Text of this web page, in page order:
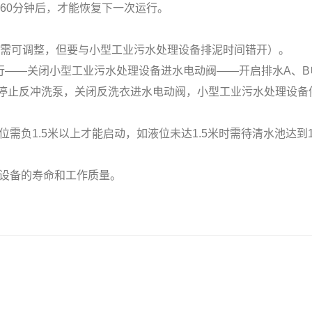
钟后，才能恢复下一次运行。
整，但要与小型工业污水处理设备排泥时间错开）。
关闭小型工业污水处理设备进水电动阀——开启排水A、B
冲洗泵，关闭反洗衣进水电动阀，小型工业污水处理设备
1.5米以上才能启动，如液位未达1.5米时需待清水池达到
的寿命和工作质量。